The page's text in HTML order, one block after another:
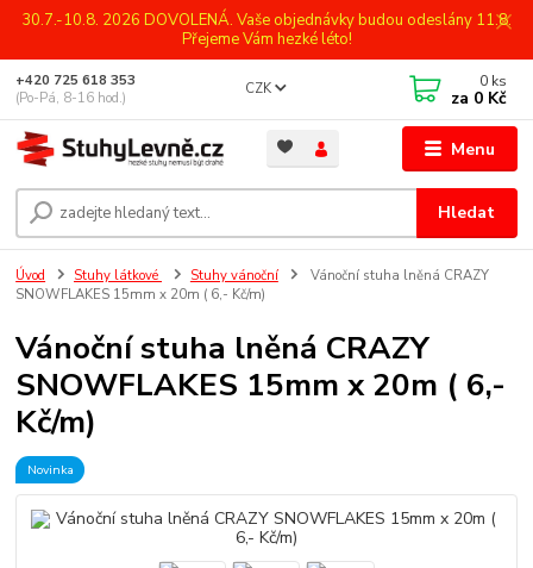
30.7.-10.8. 2026 DOVOLENÁ. Vaše objednávky budou odeslány 11.8.
Přejeme Vám hezké léto!
Menu
CZK
Hledat
+420 725 618 353
(Po-Pá, 8-16 hod.)
0 ks
za 0 Kč
Úvod Stuhy látkové Stuhy vánoční
Vánoční stuha lněná CRAZY
SNOWFLAKES 15mm x 20m ( 6,- Kč/m)
Vánoční stuha lněná CRAZY
SNOWFLAKES 15mm x 20m ( 6,-
Kč/m)
Novinka